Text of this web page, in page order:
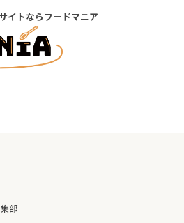
イトならフードマニア
部